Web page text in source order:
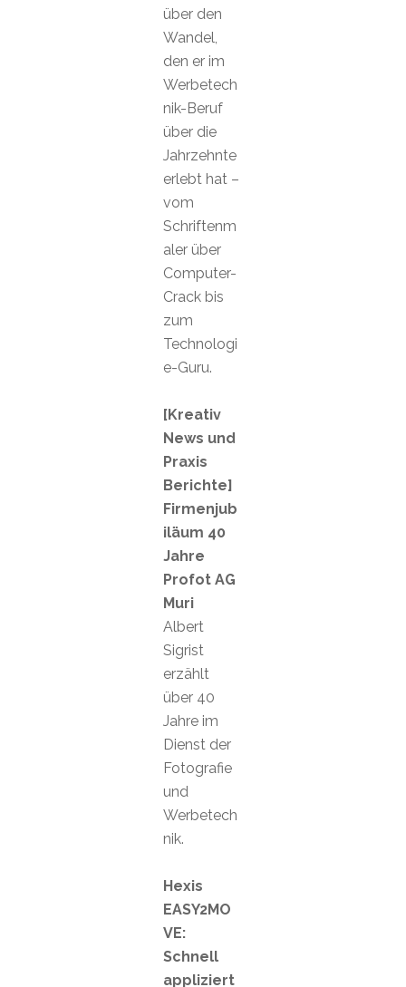
über den
Wandel,
den er im
Werbetech
nik-Beruf
über die
Jahrzehnte
erlebt hat –
vom
Schriftenm
aler über
Computer-
Crack bis
zum
Technologi
e-Guru.
[Kreativ
News und
Praxis
Berichte]
Firmenjub
iläum 40
Jahre
Profot AG
Muri
Albert
Sigrist
erzählt
über 40
Jahre im
Dienst der
Fotografie
und
Werbetech
nik.
Hexis
EASY2MO
VE:
Schnell
appliziert